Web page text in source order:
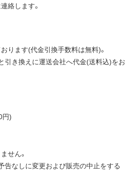
絡します。
ります(代金引換手数料は無料)。
引き換えに運送会社へ代金(送料込)をお
円)
せん。
告なしに変更および販売の中止をする